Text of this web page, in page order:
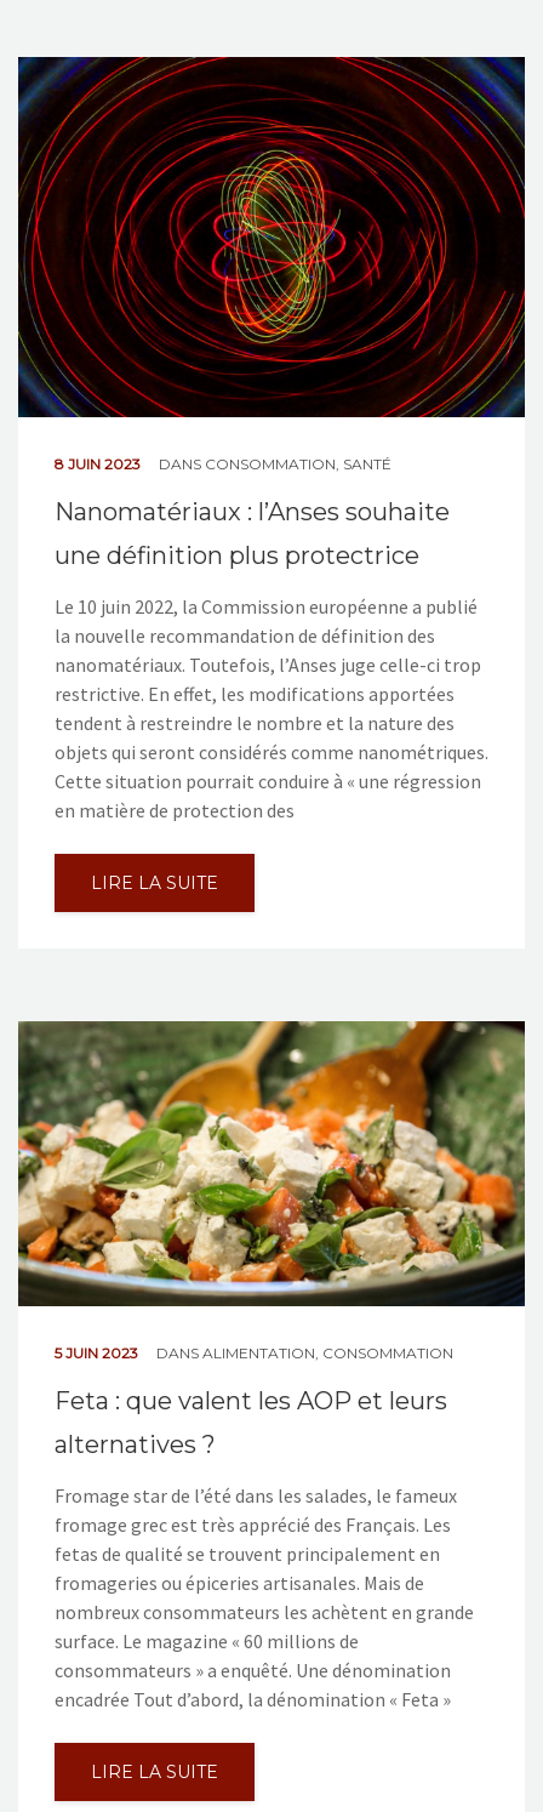
8 JUIN 2023 DANS CONSOMMATION, SANTÉ
Nanomatériaux : l’Anses souhaite
une définition plus protectrice
Le 10 juin 2022, la Commission européenne a publié
la nouvelle recommandation de définition des
nanomatériaux. Toutefois, l’Anses juge celle-ci trop
restrictive. En effet, les modifications apportées
tendent à restreindre le nombre et la nature des
objets qui seront considérés comme nanométriques.
Cette situation pourrait conduire à « une régression
en matière de protection des
LIRE LA SUITE
5 JUIN 2023 DANS ALIMENTATION CONSOMMATION
Feta : que valent les AOP et leurs
alternatives ?
Fromage star de l’été dans les salades, le fameux
fromage grec est très apprécié des Français. Les
fetas de qualité se trouvent principalement en
fromageries ou épiceries artisanales. Mais de
nombreux consommateurs les achètent en grande
surface. Le magazine « 60 millions de
consommateurs » a enquêté. Une dénomination
encadrée Tout d’abord, la dénomination « Feta »
LIRE LA SUITE